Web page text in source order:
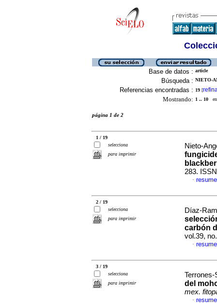
Base de datos : article
Búsqueda : NIETO-
Referencias encontradas : 19 [
Mostrando: 1 .. 10 en
página 1 de 2
1 / 19
selecciona
para imprimir
Nieto-
283.
·
2 / 19
selecciona
para imprimir
Díaz-
carbón
vol.39,
·
3 / 19
selecciona
para imprimir
del
mex.
·